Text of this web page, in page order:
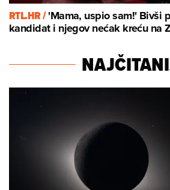
RTL.HR /'Mama, uspio sam!' Bivši
kandidat i njegov nećak kreću na